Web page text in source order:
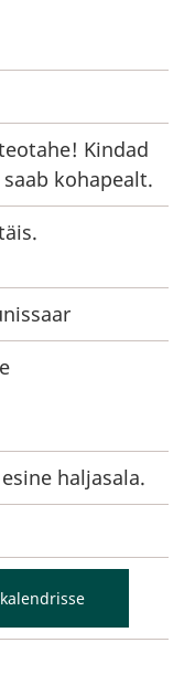
Kindad
kohapealt.
haljasala.